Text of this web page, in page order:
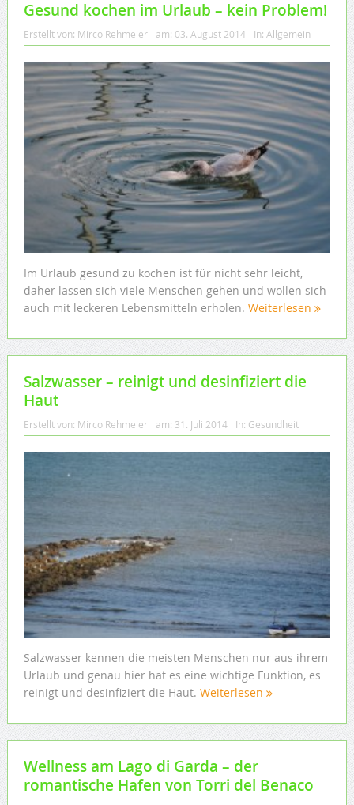
Gesund kochen im Urlaub – kein Problem!
Erstellt von: Mirco Rehmeier am: 03. August 2014 In: Allgemein
Im Urlaub gesund zu kochen ist für nicht sehr leicht,
daher lassen sich viele Menschen gehen und wollen sich
auch mit leckeren Lebensmitteln erholen. Weiterlesen
Salzwasser – reinigt und desinfiziert die
Haut
Erstellt von: Mirco Rehmeier am: 31. Juli 2014 In: Gesundheit
Salzwasser kennen die meisten Menschen nur aus ihrem
Urlaub und genau hier hat es eine wichtige Funktion, es
reinigt und desinfiziert die Haut. Weiterlesen
Wellness am Lago di Garda – der
romantische Hafen von Torri del Benaco